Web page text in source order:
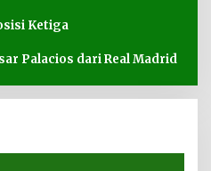
Ketiga
Palacios dari Real Madrid